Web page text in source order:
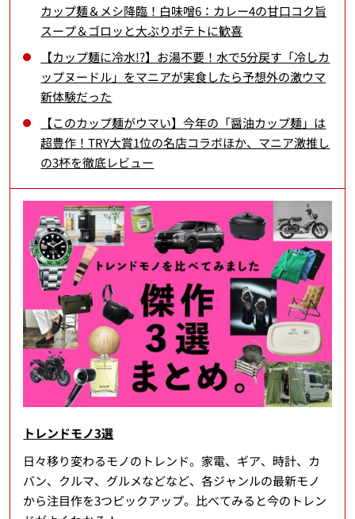
カップ麺＆メシ降臨！白味噌6：カレー4の甘口コク旨
スープ＆ゴロッと大ぶりポテトに歓喜
【カップ麺に冷水!?】お湯不要！水で5分戻す「冷しカ
ップヌードル」をマニアが実食したら予想外の激ウマ
新体験だった
【このカップ麺がウマい】今年の「醤油カップ麺」は
超豊作！TRY大賞1位の名店コラボほか、マニア激推し
の3杯を徹底レビュー
トレンドモノ3選
日々移り変わるモノのトレンド。家電、ギア、時計、カ
バン、クルマ、グルメなどなど、各ジャンルの最新モノ
から注目作を3つピックアップ。比べてみると今のトレン